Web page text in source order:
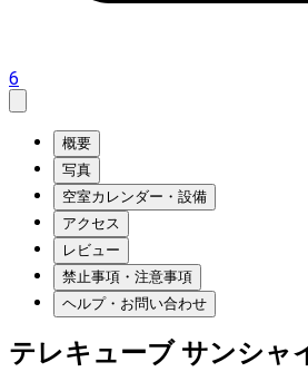
6
概要
写真
空室カレンダー・設備
アクセス
レビュー
禁止事項・注意事項
ヘルプ・お問い合わせ
テレキューブ サンシャ